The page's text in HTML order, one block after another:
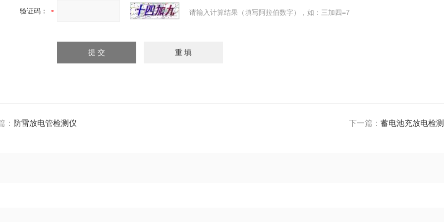
验证码： 请输入计算结果（填写阿拉伯数字），如：三加四=7
： 防雷放电管检测仪 下一篇： 蓄电池充放电检